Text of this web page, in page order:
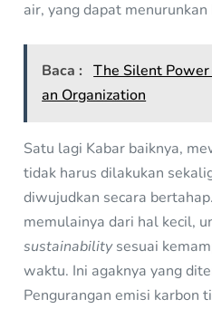
air, yang dapat
Baca : The Silent
an Organization
Satu lagi Kabar baiknya,
tidak harus dilakukan
diwujudkan secara
memulainya dari hal kecil,
sustainabilitysesuai
waktu. Ini agaknya yang
Pengurangan emisi karbon